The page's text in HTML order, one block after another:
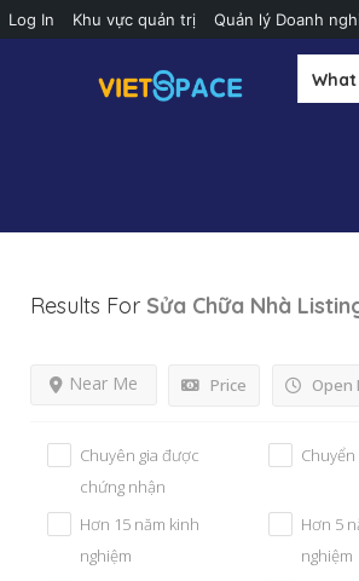
Log In Khu vực quản trị Quản lý Doanh
What
Results For Sửa Chữa Nhà
Price Open
Near Me
Chuyên gia được
chứng nhận
Hơn 15 năm kinh
nghiệm
Hơn 5
nghiệm